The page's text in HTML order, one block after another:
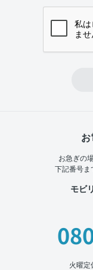
お急ぎの
下記番号ま
モビ
火曜定